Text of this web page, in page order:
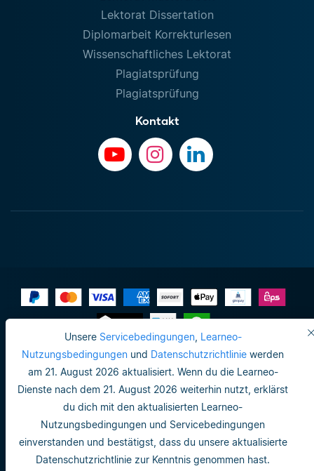
Unsere Servicebedingungen, Learneo-
Nutzungsbedingungen und Datenschutzrichtlinie werden
am 21. August 2026 aktualisiert. Wenn du die Learneo-
Dienste nach dem 21. August 2026 weiterhin nutzt, erklärst
du dich mit den aktualisierten Learneo-
Nutzungsbedingungen und Servicebedingungen
einverstanden und bestätigst, dass du unsere aktualisierte
Datenschutzrichtlinie zur Kenntnis genommen hast.
Lektorat Dissertation
Diplomarbeit Korrekturlesen
Wissenschaftliches Lektorat
Plagiatsprüfung
Plagiatsprüfung
Kontakt
Impressum
Datenschutzrichtlinie
Do not sell or share my personal info
Nutzungsbedingungen
Datenschutzrichtlinie